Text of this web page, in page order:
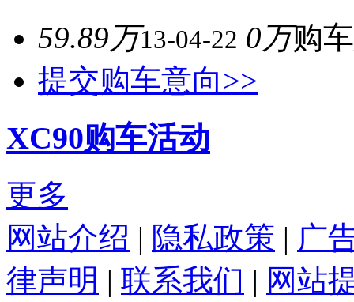
59.89万13-04-22 0万购
提交购车意向>>
XC90购车活动
更多
网站介绍 | 隐私政策 | 广
律声明 | 联系我们 | 网站